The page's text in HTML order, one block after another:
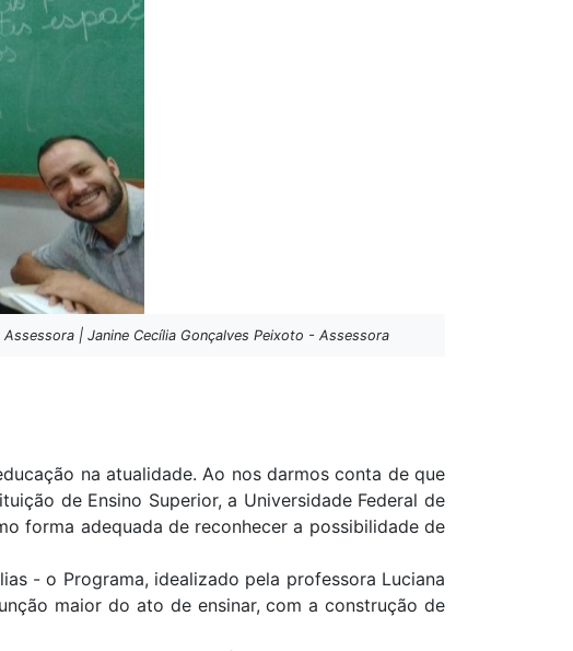
| Janine Cecília Gonçalves Peixoto - Assessora
na atualidade. Ao nos darmos conta de que
de Ensino Superior, a Universidade Federal de
forma adequada de reconhecer a possibilidade de
- o Programa, idealizado pela professora Luciana
maior do ato de ensinar, com a construção de